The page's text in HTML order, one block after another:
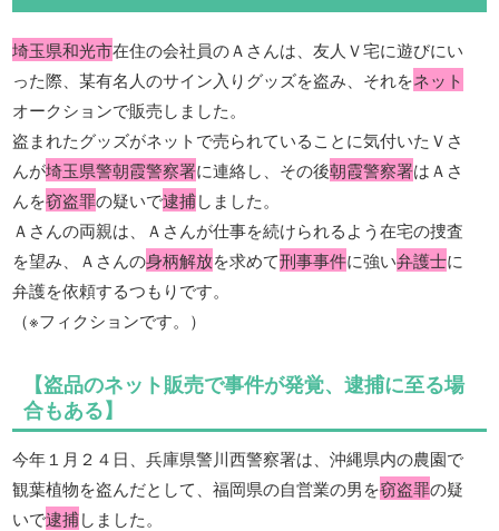
埼玉県和光市在住の会社員のＡさんは、友人Ｖ宅に遊びにい
った際、某有名人のサイン入りグッズを盗み、それをネット
オークションで販売しました。
盗まれたグッズがネットで売られていることに気付いたＶさ
んが埼玉県警朝霞警察署に連絡し、その後朝霞警察署はＡさ
んを窃盗罪の疑いで逮捕しました。
Ａさんの両親は、Ａさんが仕事を続けられるよう在宅の捜査
を望み、Ａさんの身柄解放を求めて刑事事件に強い弁護士に
弁護を依頼するつもりです。
（※フィクションです。）
【盗品のネット販売で事件が発覚、逮捕に至る場
合もある】
今年１月２４日、兵庫県警川西警察署は、沖縄県内の農園で
観葉植物を盗んだとして、福岡県の自営業の男を窃盗罪の疑
いで逮捕しました。